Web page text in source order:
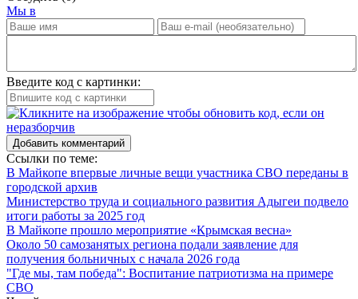
Мы в
Введите код с картинки:
Добавить комментарий
Ссылки по теме:
В Майкопе впервые личные вещи участника СВО переданы в
городской архив
Министерство труда и социального развития Адыгеи подвело
итоги работы за 2025 год
В Майкопе прошло мероприятие «Крымская весна»
Около 50 самозанятых региона подали заявление для
получения больничных с начала 2026 года
"Где мы, там победа": Воспитание патриотизма на примере
СВО